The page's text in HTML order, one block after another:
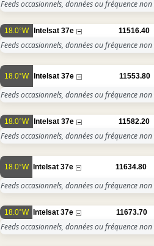
Feeds occasionnels, données ou fréquence
18.0°W Intelsat 37e 11516.40
Feeds occasionnels, données ou fréquence
18.0°W Intelsat 37e 11553.80
Feeds occasionnels, données ou fréquence
18.0°W Intelsat 37e 11582.20
Feeds occasionnels, données ou fréquence
18.0°W Intelsat 37e 11634.80
Feeds occasionnels, données ou fréquence
18.0°W Intelsat 37e 11673.70
Feeds occasionnels, données ou fréquence